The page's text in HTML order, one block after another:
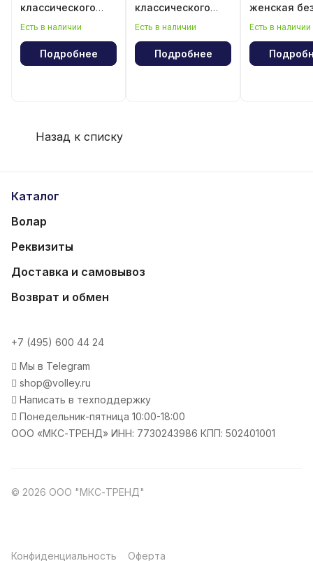
классического
волейбола
Есть в наличии
Подробнее
классического
волейбола "Год
Есть в наличии
Подробнее
женская
рукава
Есть в наличии
Назад к списку
Каталог
Волар
Реквизиты
Доставка и самовывоз
Возврат и обмен
+7 (495) 600 44 24
Мы в Telegram
shop@volley.ru
Написать в техподдержку
Понедельник-пятница 10:00-18:00
ООО «МКС-ТРЕНД» ИНН: 7730243986 КПП: 502401001
© 2026 ООО "МКС-ТРЕНД"
Конфиденциальность Оферта